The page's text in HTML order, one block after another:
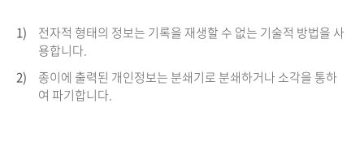
1)
전자적 형태의 정보는 기록을 재생할 수 없는 기술적 방법을 사
용합니다.
2)
종이에 출력된 개인정보는 분쇄기로 분쇄하거나 소각을 통하
여 파기합니다.